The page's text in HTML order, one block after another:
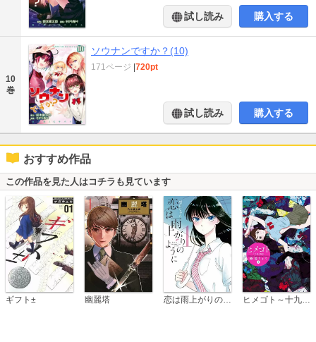
試し読み 購入する
10
巻
ソウナンですか？(10)
171ページ |720pt
試し読み 購入する
おすすめ作品
この作品を見た人はコチラも見ています
ギフト± 幽麗塔 ヒメゴト～十九歳の制服～